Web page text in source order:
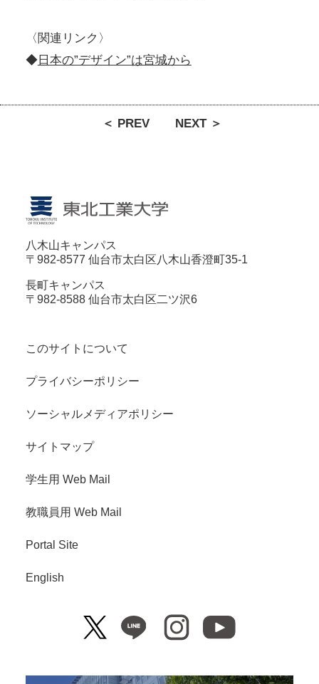
〈関連リンク〉
◆日本の”デザイン”は宮城から
＜ PREV NEXT ＞
八木山キャンパス
〒982-8577 仙台市太白区八木山香澄町35-1
長町キャンパス
〒982-8588 仙台市太白区二ツ沢6
このサイトについて
プライバシーポリシー
ソーシャルメディアポリシー
サイトマップ
学生用 Web Mail
教職員用 Web Mail
Portal Site
English